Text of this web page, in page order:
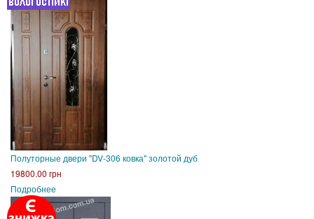
Полуторные двери "DV-306 ковка" золотой дуб
19800.00 грн
Подробнее